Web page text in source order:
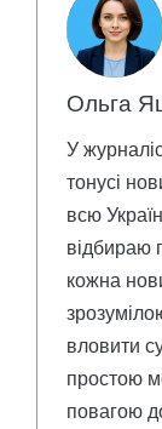
Ольга
У
тонусі
всю
відбираю
кожна
вловити
простою
повагою